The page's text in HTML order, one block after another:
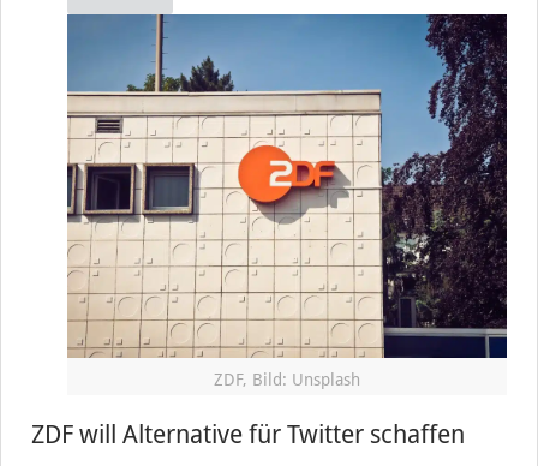
ZDF, Bild: Unsplash
ZDF will Alternative für Twitter schaffen